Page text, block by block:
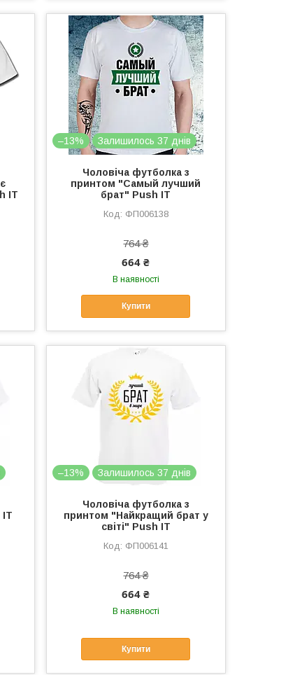
IT
–13% Залишилось 37 днів
Чоловіча футболка з
принтом "Самый лучший
брат" Push IT
ФП006138
764 ₴
664 ₴
В наявності
Купити
IT
–13% Залишилось 37 днів
Чоловіча футболка з
принтом "Найкращий брат у
світі" Push IT
ФП006141
764 ₴
664 ₴
В наявності
Купити